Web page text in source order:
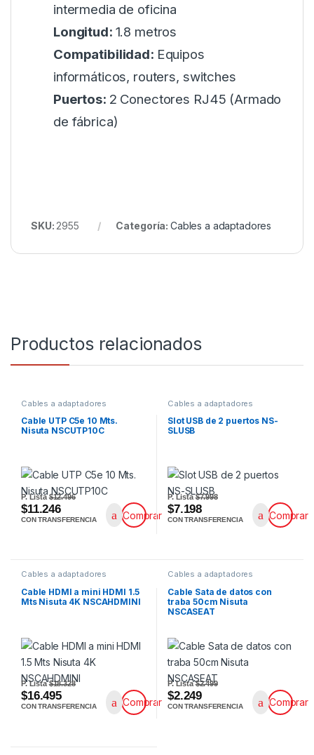
intermedia de oficina
Longitud: 1.8 metros
Compatibilidad: Equipos
informáticos, routers, switches
Puertos: 2 Conectores RJ45 (Armado
de fábrica)
SKU: 2955 Categoría: Cables a adaptadores
Productos relacionados
Cables a adaptadores
Cable UTP C5e 10 Mts.
Nisuta NSCUTP10C
P. Lista$12.496
$11.246
CON TRANSFERENCIA Comprar
Cables a adaptadores
Slot USB de 2 puertos NS-
SLUSB
P. Lista$7.998
$7.198
CON TRANSFERENCIA Comprar
Cables a adaptadores
Cable HDMI a mini HDMI 1.5
Mts Nisuta 4K NSCAHDMINI
P. Lista$18.328
$16.495
CON TRANSFERENCIA Comprar
Cables a adaptadores
Cable Sata de datos con
traba 50cm Nisuta
NSCASEAT
P. Lista$2.499
$2.249
CON TRANSFERENCIA Comprar